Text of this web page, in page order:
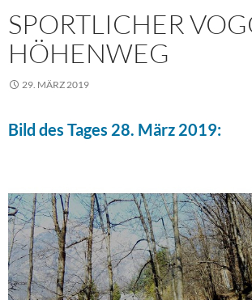
SPORTLICHER
HÖHENWEG
29. MÄRZ 2019
Bild des Tages 28. März 2019: